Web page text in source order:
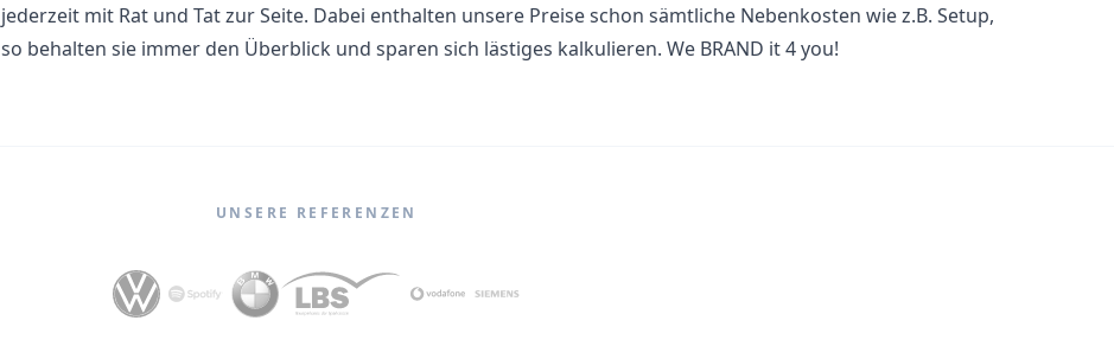
jederzeit mit Rat und Tat zur Seite. Dabei enthalten unsere Preise schon sämtliche Nebenkosten wie z.B. Setup,
so behalten sie immer den Überblick und sparen sich lästiges kalkulieren. We BRAND it 4 you!
UNSERE REFERENZEN